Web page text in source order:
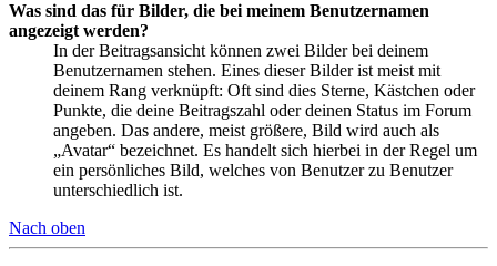
Was sind das für Bilder, die bei meinem Benutzernamen
angezeigt werden?
In der Beitragsansicht können zwei Bilder bei deinem
Benutzernamen stehen. Eines dieser Bilder ist meist mit
deinem Rang verknüpft: Oft sind dies Sterne, Kästchen oder
Punkte, die deine Beitragszahl oder deinen Status im Forum
angeben. Das andere, meist größere, Bild wird auch als
„Avatar“ bezeichnet. Es handelt sich hierbei in der Regel um
ein persönliches Bild, welches von Benutzer zu Benutzer
unterschiedlich ist.
Nach oben